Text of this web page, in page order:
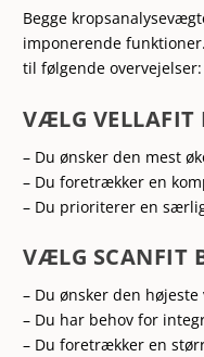
Begge
imponerende
til følgende overvejelser:
VÆLG VELLAFIT
– Du ønsker den mest
– Du foretrækker en
– Du prioriterer en
VÆLG SCANFIT
– Du ønsker den
– Du har behov for
– Du foretrækker en